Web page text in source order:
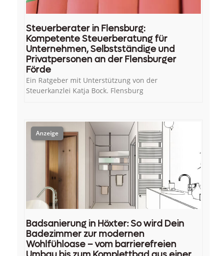
Steuerberater in Flensburg:
Kompetente Steuerberatung für
Unternehmen, Selbstständige und
Privatpersonen an der Flensburger
Förde
Ein Ratgeber mit Unterstützung von der
Steuerkanzlei Katja Bock. Flensburg
Badsanierung in Höxter: So wird Dein
Badezimmer zur modernen
Wohlfühloase – vom barrierefreien